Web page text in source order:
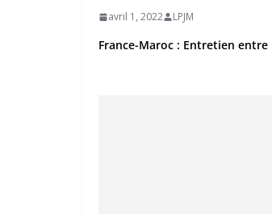
avril 1, 2022 LPJM
France-Maroc : Entretien